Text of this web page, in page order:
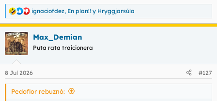
R
e
a
c
c
i
e
s
ignaciofdez, En plan!! y Hryggjarsúla
Max_Demian
Puta rata traicionera
8 Jul 2026 #127
Pedoflor rebuznó: